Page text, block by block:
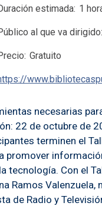
estimada 1
al que va dirigido
Gratuito
necesarias
22 de octubre
terminen el
tecnología. Con el
Ramos
de Radio y